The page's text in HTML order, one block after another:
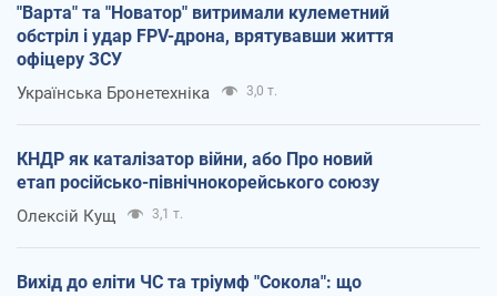
"Варта" та "Новатор" витримали кулеметний
обстріл і удар FPV-дрона, врятувавши життя
офіцеру ЗСУ
Українська Бронетехніка 3,0 т.
КНДР як каталізатор війни, або Про новий
етап російсько-північнокорейського союзу
Олексій Кущ 3,1 т.
Вихід до еліти ЧС та тріумф "Сокола": що